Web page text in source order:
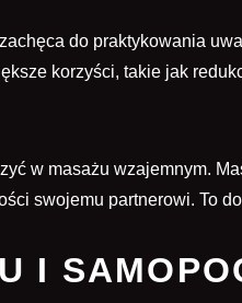
zachęca do praktykowania
korzyści, takie jak
w masażu wzajemnym.
swojemu partnerowi. To
I